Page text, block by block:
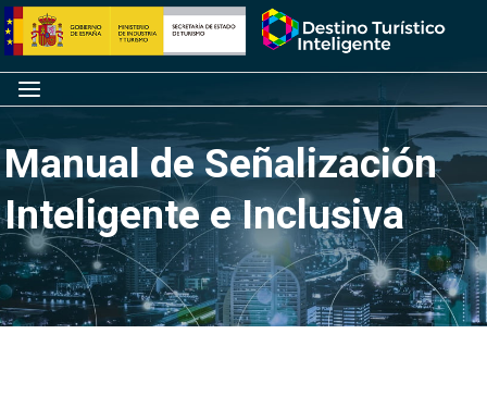
Saltar
al
contenido
Inicio
Menú
Manual de Señalización
Inteligente e Inclusiva